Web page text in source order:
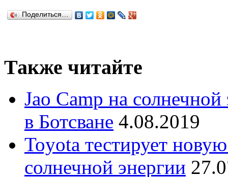
Поделиться…
Также читайте
Jao Camp на
в Ботсване 4.08.2019
Toyota тестирует
солнечной энергии